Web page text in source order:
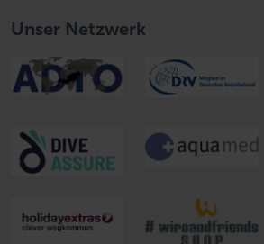
Unser Netzwerk